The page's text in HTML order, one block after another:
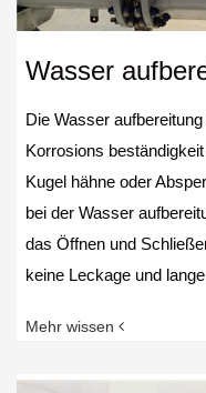
Wasser
Die Wasser
Korrosions
Kugel hähne oder
bei der Wasser
das Öffnen und
keine Leckage und
Mehr wissen